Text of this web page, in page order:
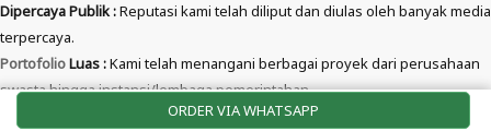
ORDER VIA WHATSAPP
Dipercaya Publik :Reputasi kami telah diliput dan diulas oleh banyak media
terpercaya.
PortofolioLuas :Kami telah menangani berbagai proyek dari perusahaan
swasta hingga instansi/lembaga pemerintahan.